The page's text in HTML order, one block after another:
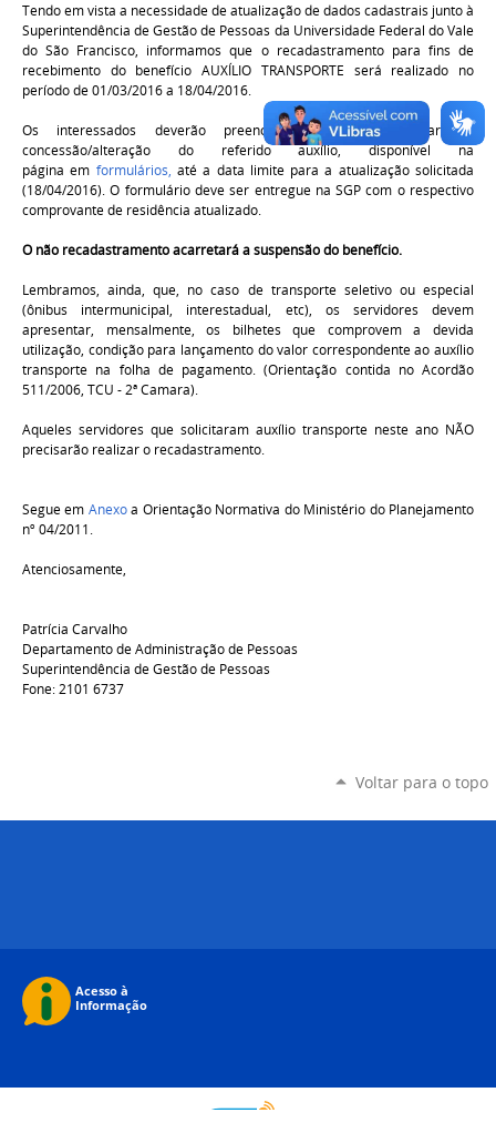
Tendo em vista a necessidade de atualização de dados cadastrais junto à
Superintendência de Gestão de Pessoas da Universidade Federal do Vale
do São Francisco, informamos que o recadastramento para fins de
recebimento do benefício AUXÍLIO TRANSPORTE será realizado no
período de 01/03/2016 a 18/04/2016.
Os interessados deverão preencher o formulário, para a
concessão/alteração do referido auxílio, disponível na
página em formulários, até a data limite para a atualização solicitada
(18/04/2016). O formulário deve ser entregue na SGP com o respectivo
comprovante de residência atualizado.
O não recadastramento acarretará a suspensão do benefício.
Lembramos, ainda, que, no caso de transporte seletivo ou especial
(ônibus intermunicipal, interestadual, etc), os servidores devem
apresentar, mensalmente, os bilhetes que comprovem a devida
utilização, condição para lançamento do valor correspondente ao auxílio
transporte na folha de pagamento. (Orientação contida no Acordão
511/2006, TCU - 2ª Camara).
Aqueles servidores que solicitaram auxílio transporte neste ano NÃO
precisarão realizar o recadastramento.
Segue em Anexoa Orientação Normativa do Ministério do Planejamento
nº 04/2011.
Atenciosamente,
Patrícia Carvalho
Departamento de Administração de Pessoas
Superintendência de Gestão de Pessoas
Fone: 2101 6737
Voltar para o topo